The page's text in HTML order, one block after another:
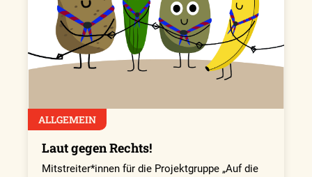
ALLGEMEIN
Laut gegen Rechts!
Mitstreiter*innen für die Projektgruppe „Auf die